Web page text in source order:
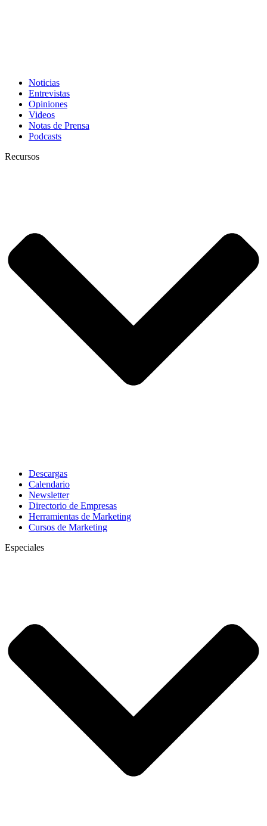
Noticias
Entrevistas
Opiniones
Videos
Notas de Prensa
Podcasts
Recursos
Descargas
Calendario
Newsletter
Directorio de Empresas
Herramientas de Marketing
Cursos de Marketing
Especiales